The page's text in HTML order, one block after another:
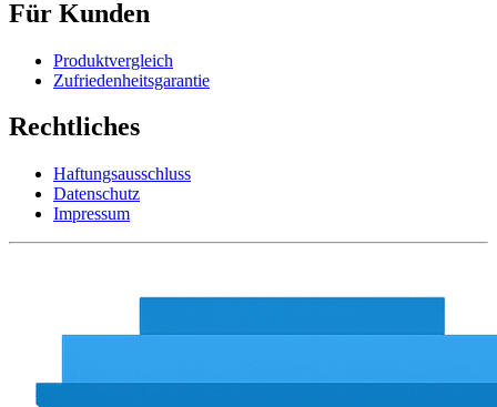
Für Kunden
Produktvergleich
Zufriedenheitsgarantie
Rechtliches
Haftungsausschluss
Datenschutz
Impressum